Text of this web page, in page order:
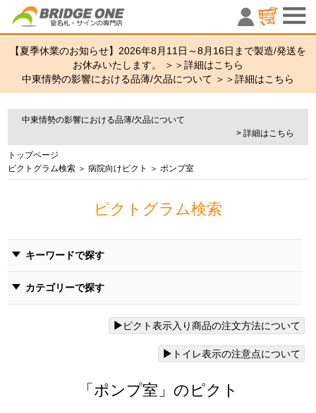
室名札・
【夏季休業のお知らせ】2026年8月11日～8月16日まで製造/発送を
お休みいたします。 ＞＞詳細はこちら
中東情勢の影響における品薄/欠品について ＞＞詳細はこちら
中東情勢の影響における品薄/欠品について
> 詳細はこちら
トップページ
ピクトグラム検索 ＞ 病院向けピクト ＞ ポンプ室
ピクトグラム検索
キーワードで探す
カテゴリーで探す
ピクト表示入り商品の注文方法について
トイレ表示の注意点について
「ポンプ室」のピクト